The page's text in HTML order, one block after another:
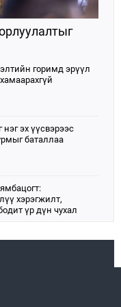
горимд эрүүл
эх үүсвэрээс
баталлаа
хэрэгжилт,
үр дүн чухал
сард 1,439.2 кг үнэт